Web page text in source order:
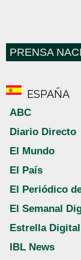
PRENSA
ESPAÑA
ABC
Diario Directo
El Mundo
El País
El Periódico
El Semanal
Estrella Digital
IBL News